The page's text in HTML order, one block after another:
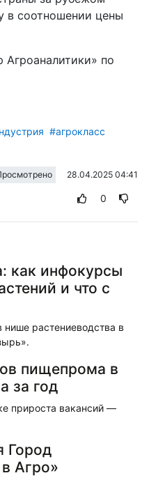
в соотношении цены
по
#агрокласс
28.04.2025 04:41
0
как инфокурсы
и что с
растениеводства в
пищепрома в
за год
прироста вакансий —
Город
Агро»